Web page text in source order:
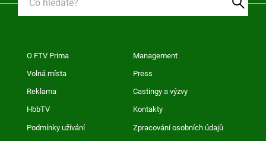
O FTV Prima Management
Volná místa Press
Reklama Castingy a výzvy
HbbTV Kontakty
Podmínky užívání Zpracování osobních údajů